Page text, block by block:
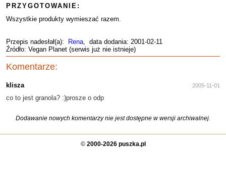
PRZYGOTOWANIE:
Wszystkie produkty wymieszać razem.
Przepis nadesłał(a): Rena, data dodania: 2001-02-11
Źródło: Vegan Planet (serwis już nie istnieje)
Komentarze:
klisza 2005-11-01
co to jest granola? :)prosze o odp
Dodawanie nowych komentarzy nie jest dostępne w wersji archiwalnej.
© 2000-2026 puszka.pl